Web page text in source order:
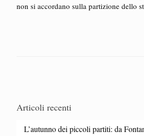
non si accordano sulla partizione dello
Articoli recenti
L’autunno dei piccoli partiti: da